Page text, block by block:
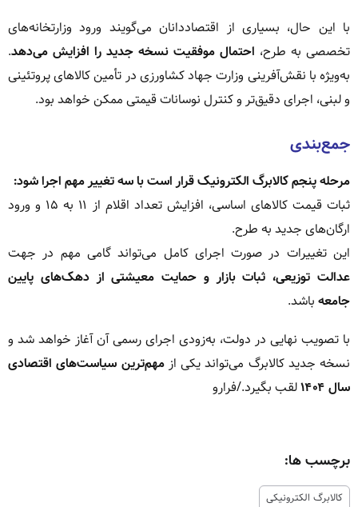
با این حال، بسیاری از اقتصاددانان می‌گویند ورود وزارتخانه‌های
تخصصی به طرح، احتمال موفقیت نسخه جدید را افزایش می‌دهد.
به‌ویژه با نقش‌آفرینی وزارت جهاد کشاورزی در تأمین کالاهای پروتئینی
و لبنی، اجرای دقیق‌تر و کنترل نوسانات قیمتی ممکن خواهد بود.
جمع‌بندی
مرحله پنجم کالابرگ الکترونیک قرار است با سه تغییر مهم اجرا شود:
ثبات قیمت کالاهای اساسی، افزایش تعداد اقلام از ۱۱ به ۱۵ و ورود
ارگان‌های جدید به طرح.
این تغییرات در صورت اجرای کامل می‌تواند گامی مهم در جهت
عدالت توزیعی، ثبات بازار و حمایت معیشتی از دهک‌های پایین
جامعه باشد.
با تصویب نهایی در دولت، به‌زودی اجرای رسمی آن آغاز خواهد شد و
نسخه جدید کالابرگ می‌تواند یکی ازمهم‌ترین سیاست‌های اقتصادی
سال ۱۴۰۴
لقب بگیرد./فرارو
برچسب ها:
کالابرگ الکترونیکی